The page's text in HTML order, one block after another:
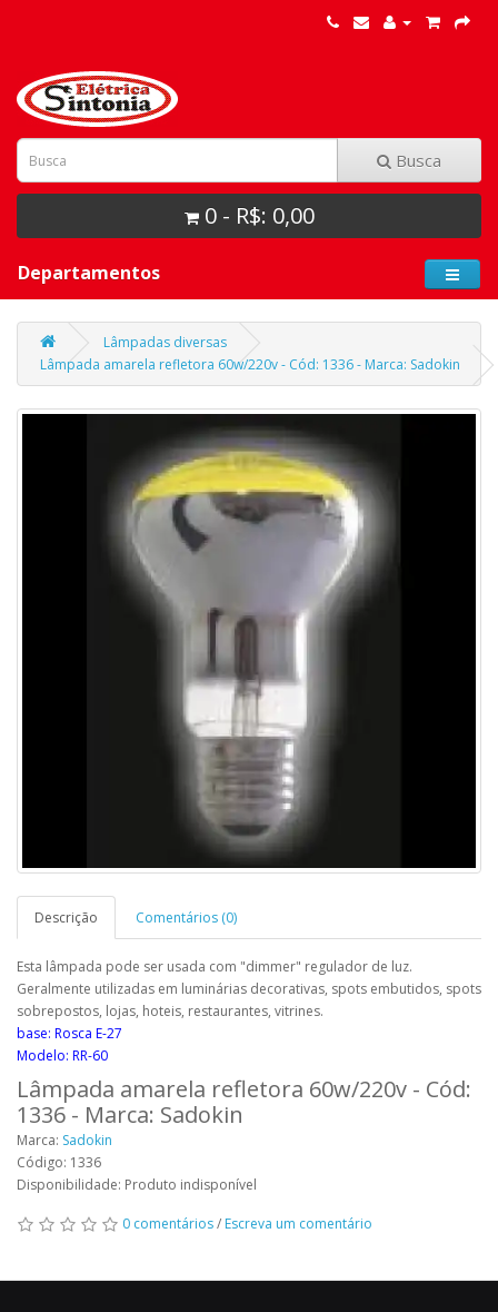
Busca
0 - R$: 0,00
Departamentos
Lâmpadas diversas
Lâmpada amarela refletora 60w/220v - Cód: 1336 - Marca: Sadokin
Descrição Comentários (0)
Esta lâmpada pode ser usada com "dimmer" regulador de luz.
Geralmente utilizadas em luminárias decorativas, spots embutidos, spots
sobrepostos, lojas, hoteis, restaurantes, vitrines.
base: Rosca E-27
Modelo: RR-60
Lâmpada amarela refletora 60w/220v - Cód:
1336 - Marca: Sadokin
Marca: Sadokin
Código: 1336
Disponibilidade: Produto indisponível
0 comentários/ Escreva um comentário